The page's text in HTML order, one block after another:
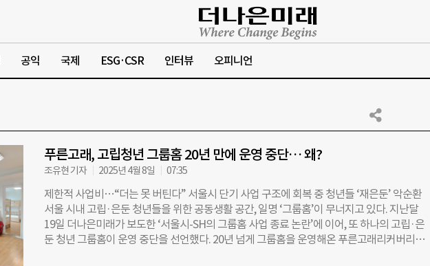
공익 국제 ESG·CSR 인터뷰 오피니언
푸른고래, 고립청년 그룹홈 20년 만에 운영 중단… 왜?
조유현 기자 2025년 4월 8일 07:35
제한적 사업비…“더는 못 버틴다” 서울시 단기 사업 구조에 회복 중 청년들 ‘재은둔’ 악순환
서울 시내 고립·은둔 청년들을 위한 공동생활 공간, 일명 ‘그룹홈’이 무너지고 있다. 지난달
19일 더나은미래가 보도한 ‘서울시-SH의 그룹홈 사업 종료 논란’에 이어, 또 하나의 고립·은
둔 청년 그룹홈이 운영 중단을 선언했다. 20년 넘게 그룹홈을 운영해온 푸른고래리커버리센